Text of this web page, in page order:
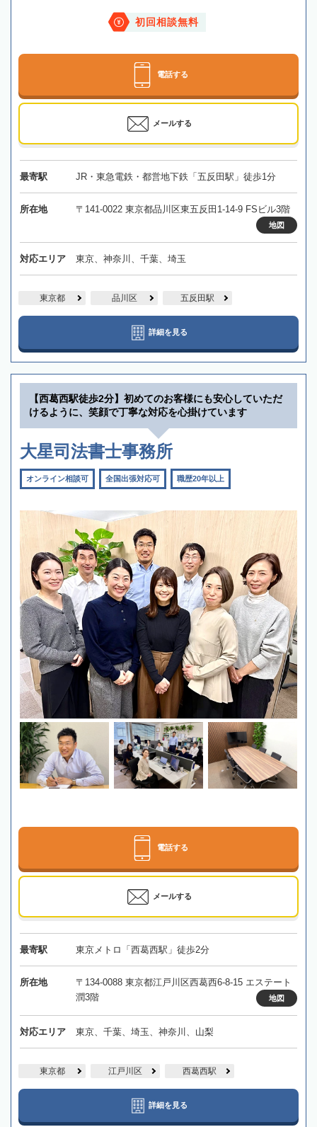
初回相談無料
電話する
メールする
最寄駅 JR・東急電鉄・都営地下鉄「五反田駅」徒歩1分
所在地 〒141-0022 東京都品川区東五反田1-14-9 FSビル3階
地図
対応エリア 東京、神奈川、千葉、埼玉
東京都 品川区 五反田駅
詳細を見る
【西葛西駅徒歩2分】初めてのお客様にも安心していただ
けるように、笑顔で丁寧な対応を心掛けています
大星司法書士事務所
オンライン相談可 全国出張対応可 職歴20年以上
電話する
メールする
最寄駅 東京メトロ「西葛西駅」徒歩2分
所在地
〒134-0088 東京都江戸川区西葛西6-8-15 エステート
潤3階
地図
対応エリア 東京、千葉、埼玉、神奈川、山梨
東京都 江戸川区 西葛西駅
詳細を見る